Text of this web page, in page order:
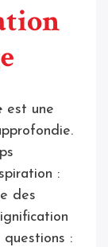
est une
:
des
: